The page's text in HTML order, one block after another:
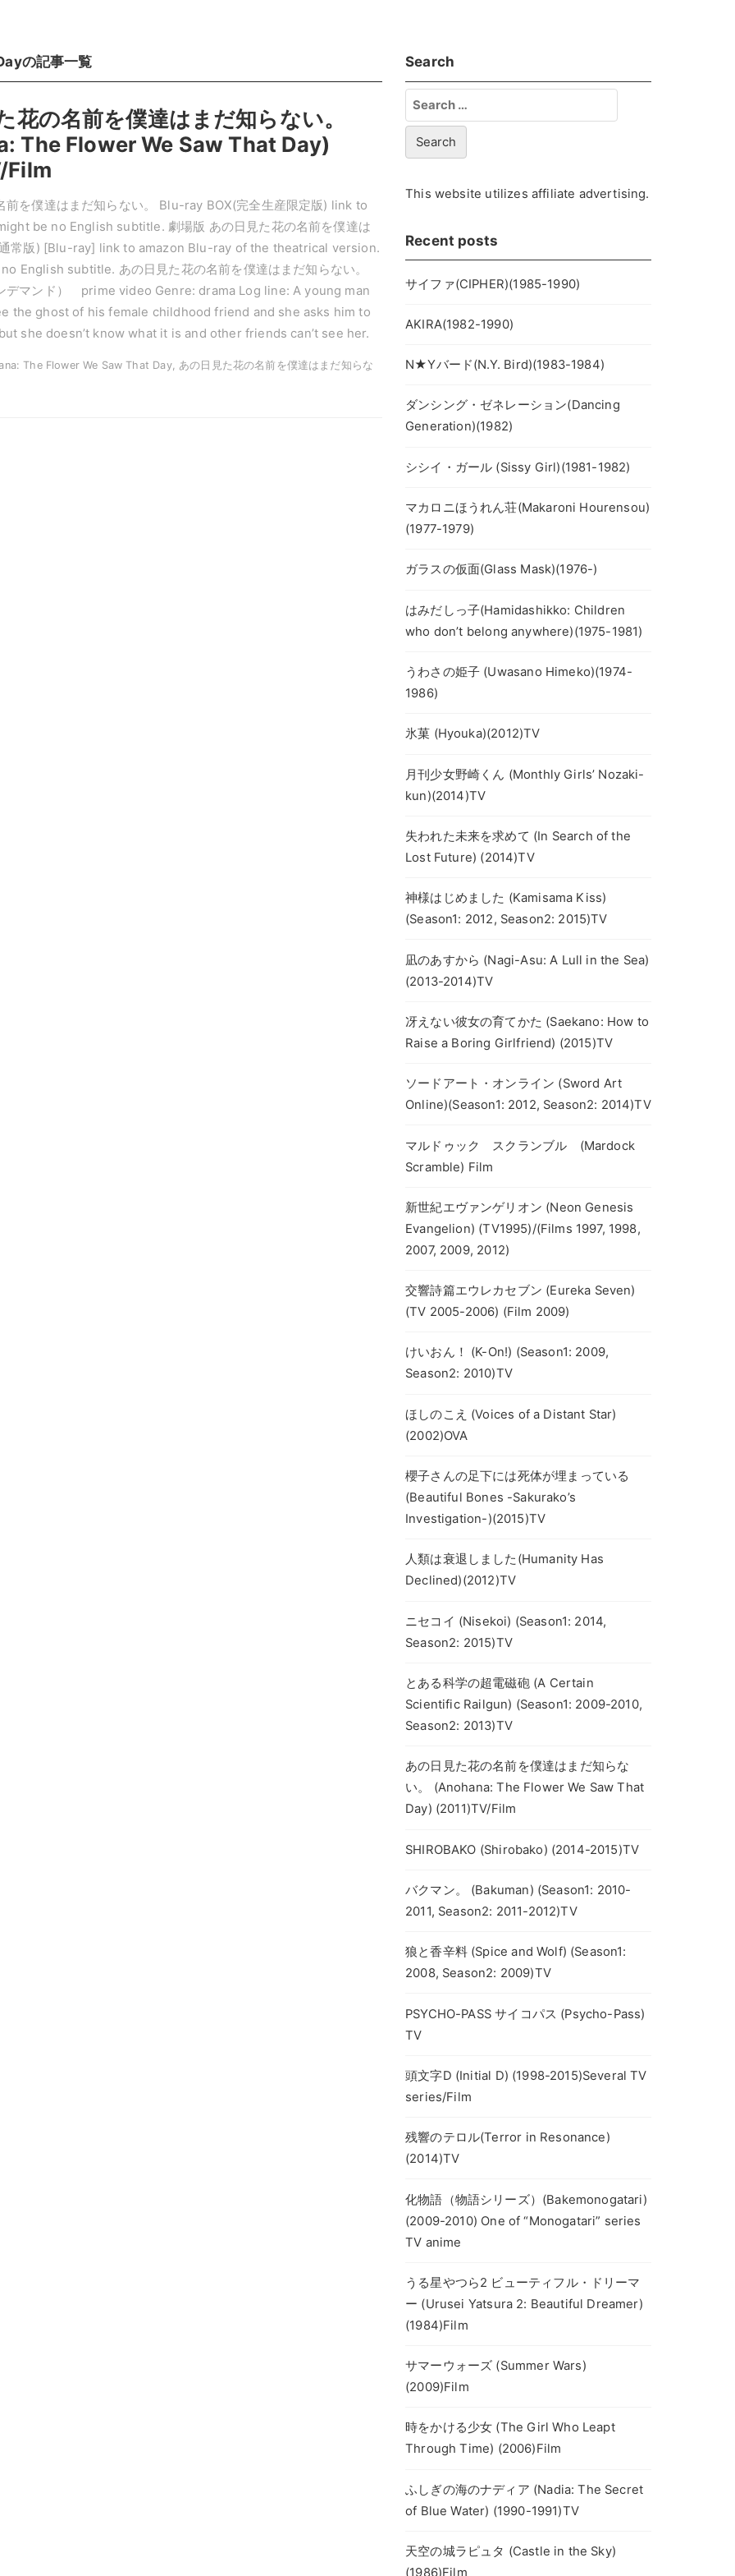
の記事一覧
花の名前を僕達はまだ知らない。
The Flower We Saw That Day)
Film
前を僕達はまだ知らない。 Blu-ray BOX(完全生産限定版) link to
be no English subtitle. 劇場版 あの日見た花の名前を僕達は
常版) [Blu-ray] link to amazon Blu-ray of the theatrical version.
English subtitle. あの日見た花の名前を僕達はまだ知らない。
デマンド） prime video Genre: drama Log line: A young man
the ghost of his female childhood friend and she asks him to
she doesn’t know what it is and other friends can’t see her.
The Flower We Saw That Day, あの日見た花の名前を僕達はまだ知らな
Search
Search
for:
This website utilizes affiliate advertising.
Recent posts
サイファ(CIPHER)(1985-1990)
AKIRA(1982-1990)
N★Yバード(N.Y. Bird)(1983-1984)
ダンシング・ゼネレーション(Dancing
Generation)(1982)
シシイ・ガール (Sissy Girl)(1981-1982)
マカロニほうれん荘(Makaroni Hourensou)
(1977-1979)
ガラスの仮面(Glass Mask)(1976-)
はみだしっ子(Hamidashikko: Children
who don’t belong anywhere)(1975-1981)
うわさの姫子 (Uwasano Himeko)(1974-
1986)
氷菓 (Hyouka)(2012)TV
月刊少女野崎くん (Monthly Girls’ Nozaki-
kun)(2014)TV
失われた未来を求めて (In Search of the
Lost Future) (2014)TV
神様はじめました (Kamisama Kiss)
(Season1: 2012, Season2: 2015)TV
凪のあすから (Nagi-Asu: A Lull in the Sea)
(2013-2014)TV
冴えない彼女の育てかた (Saekano: How to
Raise a Boring Girlfriend) (2015)TV
ソードアート・オンライン (Sword Art
Online)(Season1: 2012, Season2: 2014)TV
マルドゥック スクランブル (Mardock
Scramble) Film
新世紀エヴァンゲリオン (Neon Genesis
Evangelion) (TV1995)/(Films 1997, 1998,
2007, 2009, 2012)
交響詩篇エウレカセブン (Eureka Seven)
(TV 2005-2006) (Film 2009)
けいおん！ (K-On!) (Season1: 2009,
Season2: 2010)TV
ほしのこえ (Voices of a Distant Star)
(2002)OVA
櫻子さんの足下には死体が埋まっている
(Beautiful Bones -Sakurako’s
Investigation-)(2015)TV
人類は衰退しました(Humanity Has
Declined)(2012)TV
ニセコイ (Nisekoi) (Season1: 2014,
Season2: 2015)TV
とある科学の超電磁砲 (A Certain
Scientific Railgun) (Season1: 2009-2010,
Season2: 2013)TV
あの日見た花の名前を僕達はまだ知らな
い。 (Anohana: The Flower We Saw That
Day) (2011)TV/Film
SHIROBAKO (Shirobako) (2014-2015)TV
バクマン。 (Bakuman) (Season1: 2010-
2011, Season2: 2011-2012)TV
狼と香辛料 (Spice and Wolf) (Season1:
2008, Season2: 2009)TV
PSYCHO-PASS サイコパス (Psycho-Pass)
TV
頭文字D (Initial D) (1998-2015)Several TV
series/Film
残響のテロル(Terror in Resonance)
(2014)TV
化物語（物語シリーズ）(Bakemonogatari)
(2009-2010) One of “Monogatari” series
TV anime
うる星やつら2 ビューティフル・ドリーマ
ー (Urusei Yatsura 2: Beautiful Dreamer)
(1984)Film
サマーウォーズ (Summer Wars)
(2009)Film
時をかける少女 (The Girl Who Leapt
Through Time) (2006)Film
ふしぎの海のナディア (Nadia: The Secret
of Blue Water) (1990-1991)TV
天空の城ラピュタ (Castle in the Sky)
(1986)Film